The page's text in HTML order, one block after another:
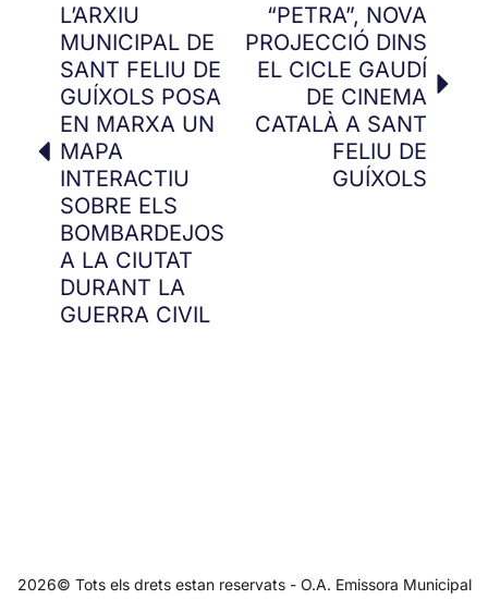
L’ARXIU
MUNICIPAL DE
SANT FELIU DE
GUÍXOLS POSA
EN MARXA UN
MAPA
INTERACTIU
SOBRE ELS
BOMBARDEJOS
A LA CIUTAT
DURANT LA
GUERRA CIVIL
“PETRA”, NOVA
PROJECCIÓ DINS
EL CICLE GAUDÍ
DE CINEMA
CATALÀ A SANT
FELIU DE
GUÍXOLS
2026© Tots els drets estan reservats - O.A. Emissora Municipal